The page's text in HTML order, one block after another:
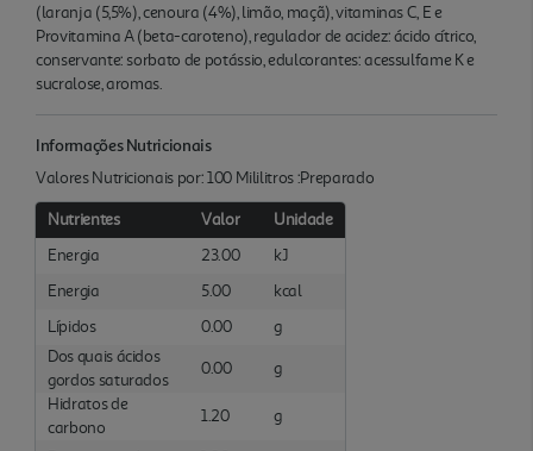
(laranja (5,5%), cenoura (4%), limão, maçã), vitaminas C, E e
Provitamina A (beta-caroteno), regulador de acidez: ácido cítrico,
conservante: sorbato de potássio, edulcorantes: acessulfame K e
sucralose, aromas.
Informações Nutricionais
Valores Nutricionais por: 100 Mililitros :Preparado
Nutrientes Valor
Unidade
Energia
23.00
kJ
Energia
5.00
kcal
Lípidos
0.00
g
Dos quais ácidos
gordos saturados
0.00
g
Hidratos de
carbono
1.20 g